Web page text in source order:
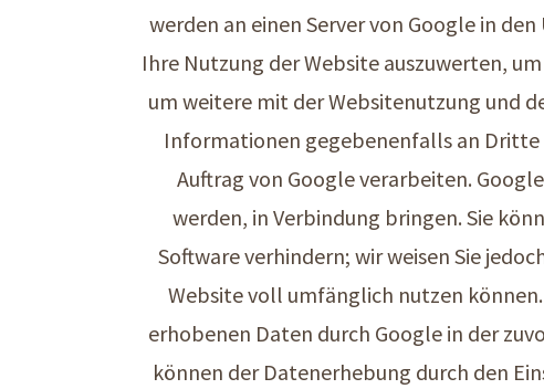
werden an einen Server von Google in
Ihre Nutzung der Website auszuwerten,
um weitere mit der Websitenutzung und
Informationen gegebenenfalls an Dritte
Auftrag von Google verarbeiten.
werden, in Verbindung bringen. Sie
Software verhindern; wir weisen Sie
Website voll umfänglich nutzen
erhobenen Daten durch Google in der
können der Datenerhebung durch den